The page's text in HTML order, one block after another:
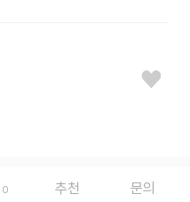
0 추천 문의